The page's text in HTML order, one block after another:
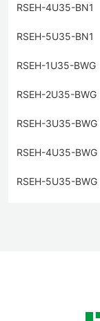
RSEH-4U35-BN1
RSEH-5U35-BN1
RSEH-1U35-BWG
RSEH-2U35-BWG
RSEH-3U35-BWG
RSEH-4U35-BWG
RSEH-5U35-BWG